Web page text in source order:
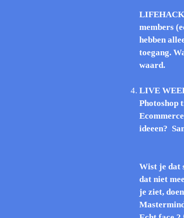
members
hebben
toegang.
waard.
LIVE
Photoshop
ideeen?
Wist je dat
dat niet
je ziet,